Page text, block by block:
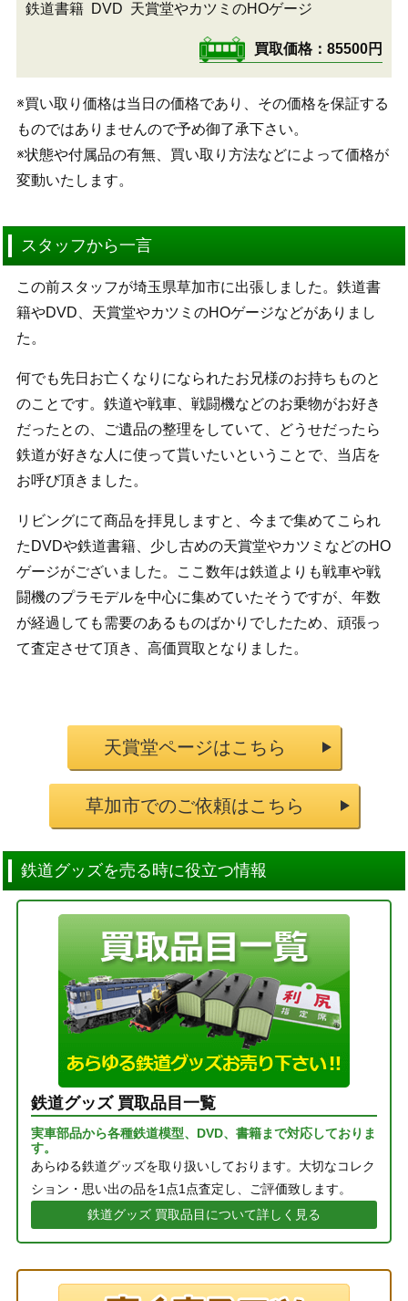
鉄道書籍 DVD 天賞堂やカツミのHOゲージ
買取価格 85500円
※買い取り価格は当日の価格であり、その価格を保証する
ものではありませんので予め御了承下さい。
※状態や付属品の有無、買い取り方法などによって価格が
変動いたします。
スタッフから一言
この前スタッフが埼玉県草加市に出張しました。鉄道書
籍やDVD、天賞堂やカツミのHOゲージなどがありまし
た。
何でも先日お亡くなりになられたお兄様のお持ちものと
のことです。鉄道や戦車、戦闘機などのお乗物がお好き
だったとの、ご遺品の整理をしていて、どうせだったら
鉄道が好きな人に使って貰いたいということで、当店を
お呼び頂きました。
リビングにて商品を拝見しますと、今まで集めてこられ
たDVDや鉄道書籍、少し古めの天賞堂やカツミなどのHO
ゲージがございました。ここ数年は鉄道よりも戦車や戦
闘機のプラモデルを中心に集めていたそうですが、年数
が経過しても需要のあるものばかりでしたため、頑張っ
て査定させて頂き、高価買取となりました。
天賞堂ページはこちら
草加市でのご依頼はこちら
鉄道グッズを売る時に役立つ情報
鉄道グッズ 買取品目一覧
実車部品から各種鉄道模型、DVD、書籍まで対応しておりま
す。
あらゆる鉄道グッズを取り扱いしております。大切なコレク
ション・思い出の品を1点1点査定し、ご評価致します。
鉄道グッズ 買取品目について詳しく見る